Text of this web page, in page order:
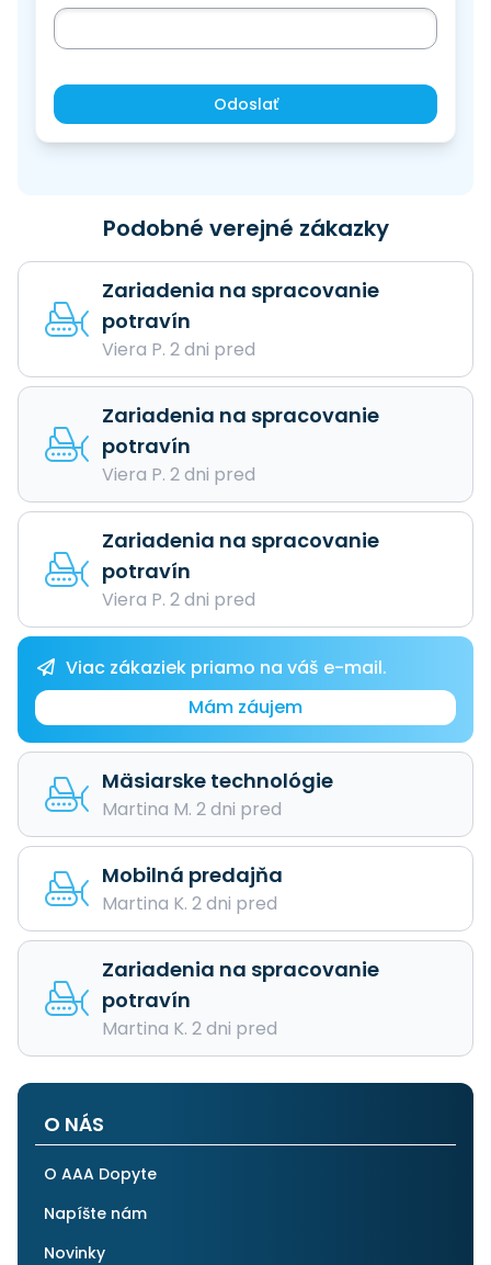
Odoslať
Podobné verejné zákazky
Zariadenia na spracovanie
potravín
Viera P. 2 dni pred
Zariadenia na spracovanie
potravín
Viera P. 2 dni pred
Zariadenia na spracovanie
potravín
Viera P. 2 dni pred
Viac zákaziek priamo na váš e-mail.
Mám záujem
Mäsiarske technológie
Martina M. 2 dni pred
Mobilná predajňa
Martina K. 2 dni pred
Zariadenia na spracovanie
potravín
Martina K. 2 dni pred
O NÁS
O AAA Dopyte
Napíšte nám
Novinky